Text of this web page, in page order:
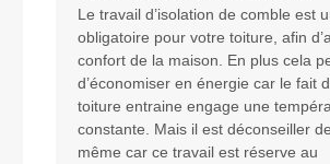
Le travail d’isolation de comble est
obligatoire pour votre toiture, afin
confort de la maison. En plus cela
d’économiser en énergie car le fait
toiture entraine engage une
constante. Mais il est déconseiller
même car ce travail est réserve au